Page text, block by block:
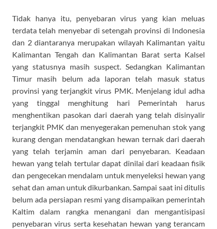
Tidak hanya itu, penyebaran virus yang kian meluas
terdata telah menyebar di setengah provinsi di Indonesia
dan 2 diantaranya merupakan wilayah Kalimantan yaitu
Kalimantan Tengah dan Kalimantan Barat serta Kalsel
yang statusnya masih suspect. Sedangkan Kalimantan
Timur masih belum ada laporan telah masuk status
provinsi yang terjangkit virus PMK. Menjelang idul adha
yang tinggal menghitung hari Pemerintah harus
menghentikan pasokan dari daerah yang telah disinyalir
terjangkit PMK dan menyegerakan pemenuhan stok yang
kurang dengan mendatangkan hewan ternak dari daerah
yang telah terjamin aman dari penyebaran. Keadaan
hewan yang telah tertular dapat dinilai dari keadaan fisik
dan pengecekan mendalam untuk menyeleksi hewan yang
sehat dan aman untuk dikurbankan. Sampai saat ini ditulis
belum ada persiapan resmi yang disampaikan pemerintah
Kaltim dalam rangka menangani dan mengantisipasi
penyebaran virus serta kesehatan hewan yang terancam